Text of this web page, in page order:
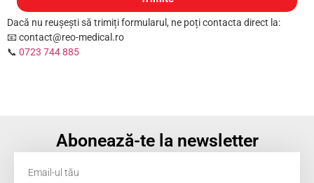
Dacă nu reușești să trimiți formularul, ne poți contacta direct la:
📧 contact@reo-medical.ro
📞 0723 744 885
Abonează-te la newsletter